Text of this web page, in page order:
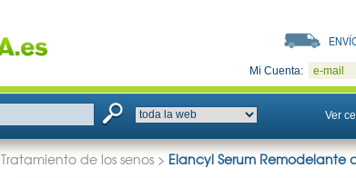
Mi Cuenta: e-mail
Ver
Tratamiento de los senos > Elancyl Serum Remodelante